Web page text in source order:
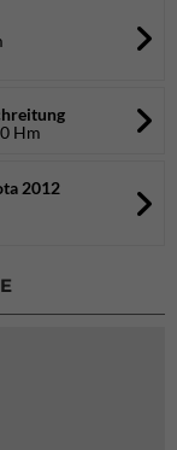
Hm
2012